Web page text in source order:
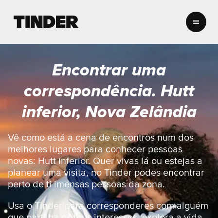
a
n
a
l
d
o
T
i
n
d
e
Encontrar uma
correspondência. Hutt
inferior, Nova Zelândia
Vê como está a cena de encontros num dos
melhores lugares para conhecer pessoas
novas: Hutt inferior. Quer vivas lá ou estejas a
planear uma visita, no Tinder podes encontrar
perto de ti imensas pessoas da zona.
Usa o Tinder para corresponderes com alguém